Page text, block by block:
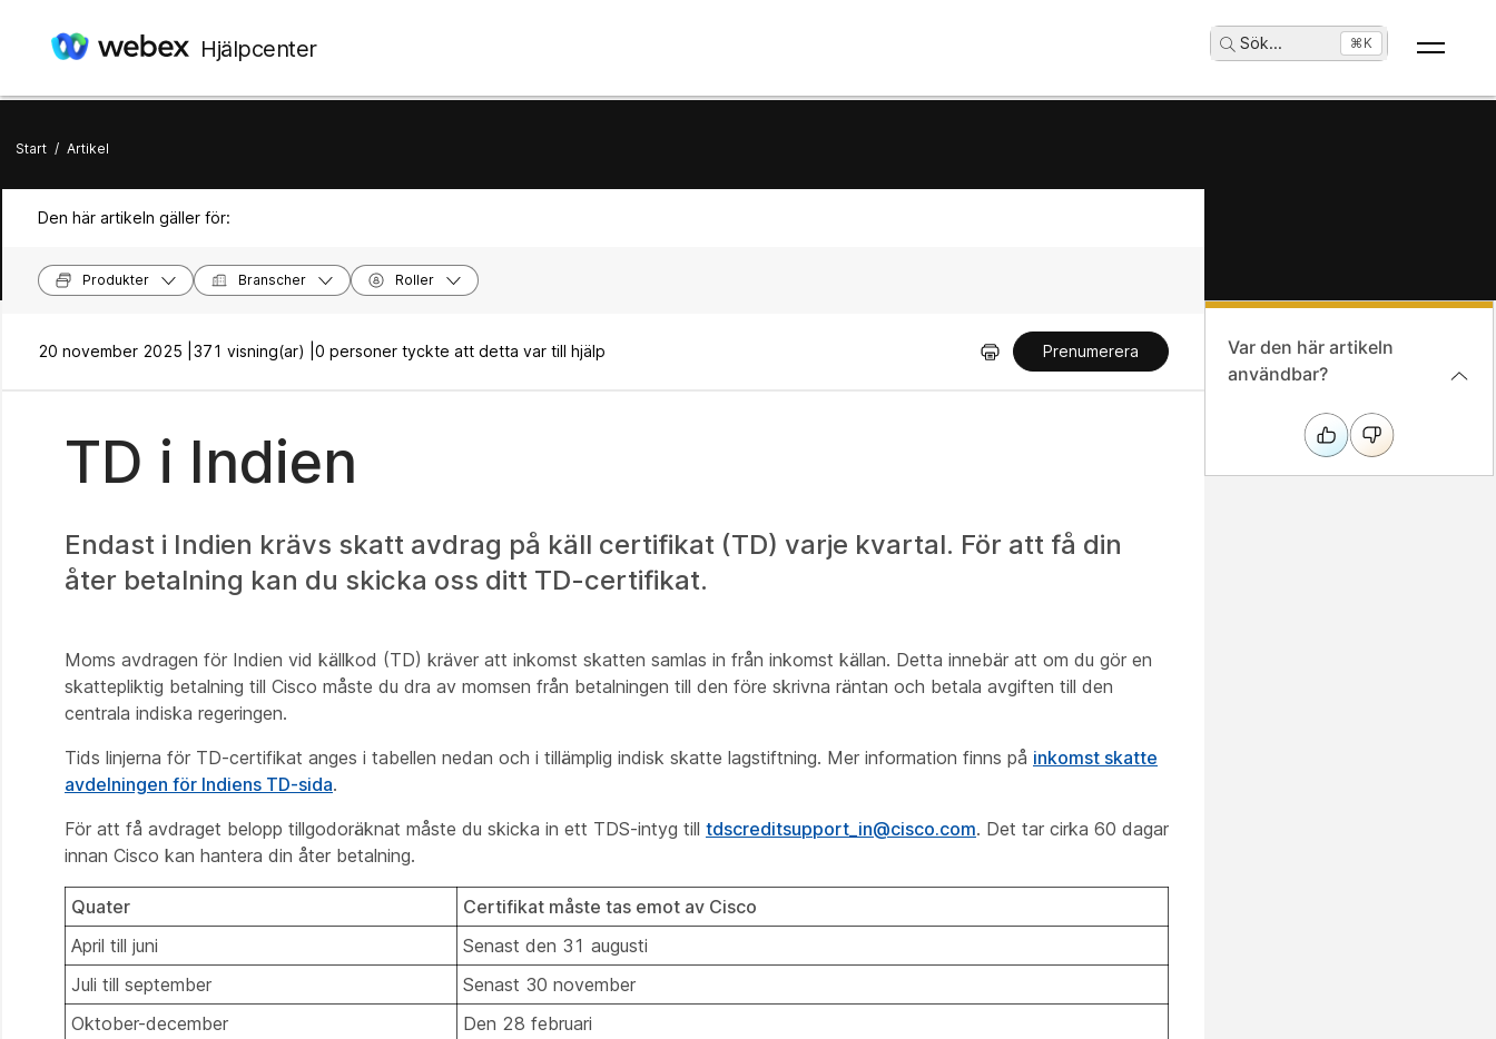
Hjälpcenter Sök... ⌘K
Start / Artikel
Den här artikeln gäller för:
Produkter Branscher Roller
20 november 2025 | 371 visning(ar) | 0 personer tyckte att detta var till hjälp Prenumerera
TD i Indien
Endast i Indien krävs skatt avdrag på käll certifikat (TD) varje kvartal. För att få din
åter betalning kan du skicka oss ditt TD-certifikat.
Moms avdragen för Indien vid källkod (TD) kräver att inkomst skatten samlas in från inkomst källan. Detta innebär att om du gör en
skattepliktig betalning till Cisco måste du dra av momsen från betalningen till den före skrivna räntan och betala avgiften till den
centrala indiska regeringen.
Tids linjerna för TD-certifikat anges i tabellen nedan och i tillämplig indisk skatte lagstiftning. Mer information finns på inkomst skatte
avdelningen för Indiens TD-sida.
För att få avdraget belopp tillgodoräknat måste du skicka in ett TDS-intyg till tdscreditsupport_in@cisco.com. Det tar cirka 60 dagar
innan Cisco kan hantera din åter betalning.
Quater
Certifikat måste tas emot av Cisco
April till juni
Senast den 31 augusti
Juli till september
Senast 30 november
Oktober-december
Den 28 februari
Var den här artikeln
användbar?